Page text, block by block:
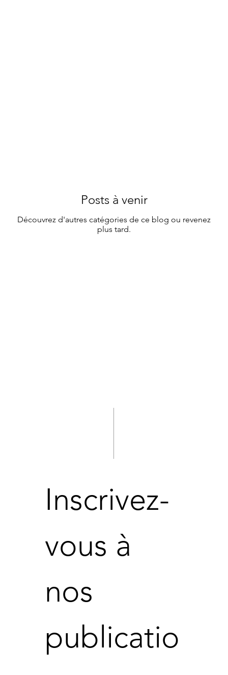
Inscrivez-
vous à
nos
publicatio
Posts à venir
Découvrez d'autres catégories de ce blog ou revenez
plus tard.